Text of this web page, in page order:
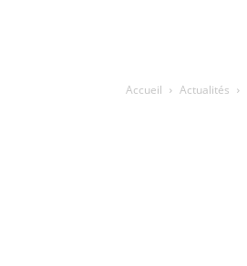
Accueil Actualités